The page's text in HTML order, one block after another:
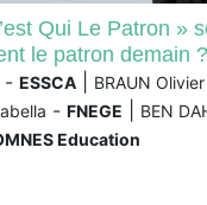
C’est Qui Le
avec les principes du
Cette entreprise française
en proposant à ses clients
Qui Le Patron »
le patron demain ?
- ESSCA BRAUN Olivier
- FNEGE
BEN
Education